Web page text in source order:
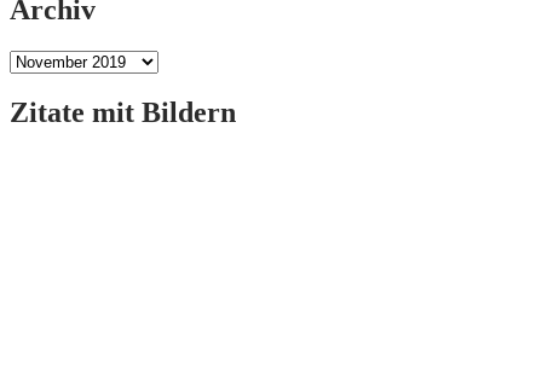
Archiv
Archiv
Zitate mit Bildern